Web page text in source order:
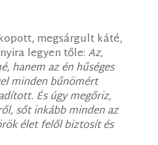
megsárgult káté,
legyen tőle:Az,
hanem az én hűséges
minden bűnömért
És úgy megőriz,
sőt inkább minden az
élet felől biztosít és